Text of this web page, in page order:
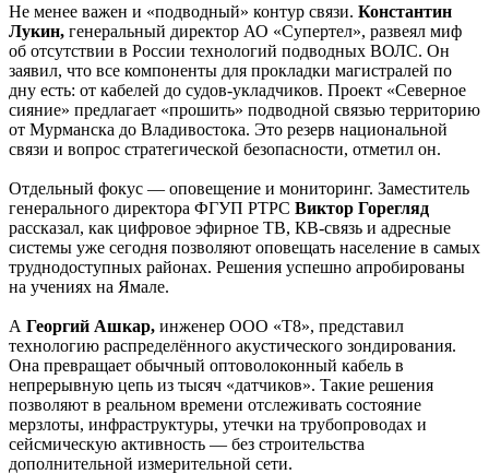
Не менее важен и «подводный» контур связи. Константин
Лукин, генеральный директор АО «Супертел», развеял миф
об отсутствии в России технологий подводных ВОЛС. Он
заявил, что все компоненты для прокладки магистралей по
дну есть: от кабелей до судов-укладчиков. Проект «Северное
сияние» предлагает «прошить» подводной связью территорию
от Мурманска до Владивостока. Это резерв национальной
связи и вопрос стратегической безопасности, отметил он.
Отдельный фокус — оповещение и мониторинг. Заместитель
генерального директора ФГУП РТРС Виктор Горегляд
рассказал, как цифровое эфирное ТВ, КВ-связь и адресные
системы уже сегодня позволяют оповещать население в самых
труднодоступных районах. Решения успешно апробированы
на учениях на Ямале.
А Георгий Ашкар, инженер ООО «Т8», представил
технологию распределённого акустического зондирования.
Она превращает обычный оптоволоконный кабель в
непрерывную цепь из тысяч «датчиков». Такие решения
позволяют в реальном времени отслеживать состояние
мерзлоты, инфраструктуры, утечки на трубопроводах и
сейсмическую активность — без строительства
дополнительной измерительной сети.